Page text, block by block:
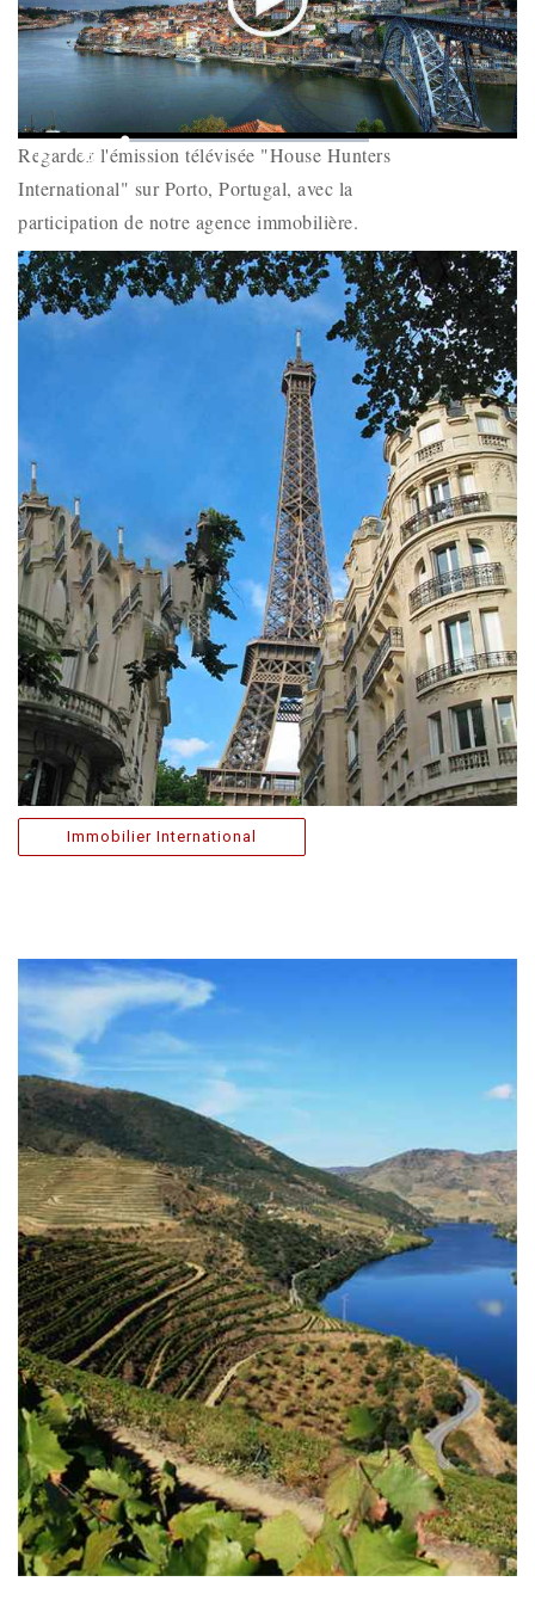
Loaded:
0%
Regardez l'émission télévisée "House Hunters
International" sur Porto, Portugal, avec la
participation de notre agence immobilière.
Immobilier International